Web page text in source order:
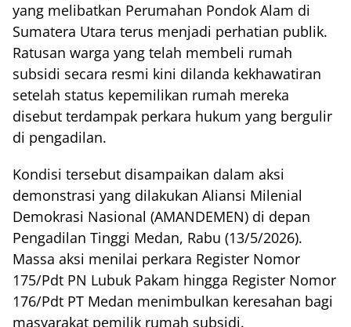
yang melibatkan Perumahan Pondok Alam di
Sumatera Utara terus menjadi perhatian publik.
Ratusan warga yang telah membeli rumah
subsidi secara resmi kini dilanda kekhawatiran
setelah status kepemilikan rumah mereka
disebut terdampak perkara hukum yang bergulir
di pengadilan.
Kondisi tersebut disampaikan dalam aksi
demonstrasi yang dilakukan Aliansi Milenial
Demokrasi Nasional (AMANDEMEN) di depan
Pengadilan Tinggi Medan, Rabu (13/5/2026).
Massa aksi menilai perkara Register Nomor
175/Pdt PN Lubuk Pakam hingga Register Nomor
176/Pdt PT Medan menimbulkan keresahan bagi
masyarakat pemilik rumah subsidi.